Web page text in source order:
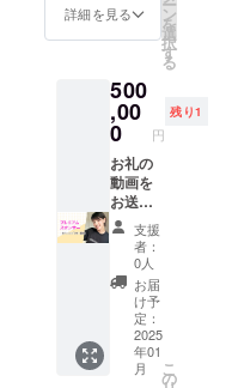
をお願
いいた
しま
付がな
い場合
は、社
名/団体
名を掲
載いた
しま
す。 ＊
掲載す
るHPの
URL：
https://
kidaclu
b.jp/ ＊
ロゴ掲
載期
ページ
にロゴ
（中サ
を掲載
いたし
ます。
＊プロ
ジェク
ト終了
後に
メール
でご連
絡いた
します
ので、
ロゴ
データ
のメー
ル送付
詳細を見る ン
を
選
択
す
る
500
,00
0 円
残り1
お礼の
動画を
お送り
いたし
ます。
シル
バース
ポン
サー様
として
木田麻
美の
支援
者：
0人
お届
け予
定：
2025
年01
月
こ
の